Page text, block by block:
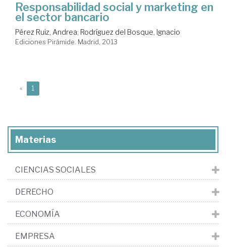
Responsabilidad social y marketing en
el sector bancario
Pérez Ruiz, Andrea; Rodríguez del Bosque, Ignacio
Ediciones Pirámide. Madrid, 2013
« 1
Materias
CIENCIAS SOCIALES
DERECHO
ECONOMÍA
EMPRESA